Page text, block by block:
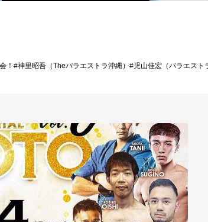
！#神里昭吾（Theパラエストラ沖縄）#児山佳宏（パラエス